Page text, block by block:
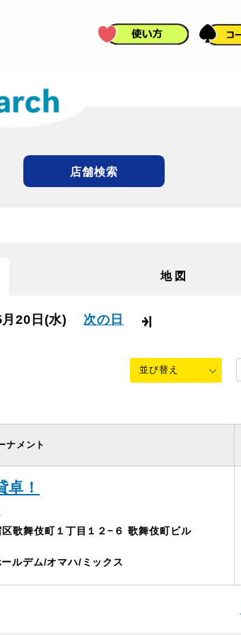
店舗検索
地図
20日 (水) 次の日
ナメント
卓！
歌舞伎町１丁目１２−６ 歌舞伎町ビル
ルデム オマハ ミックス